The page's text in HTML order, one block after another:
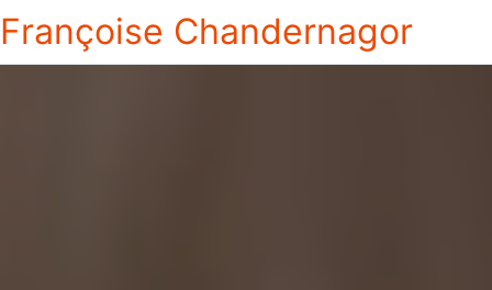
Françoise Chandernagor